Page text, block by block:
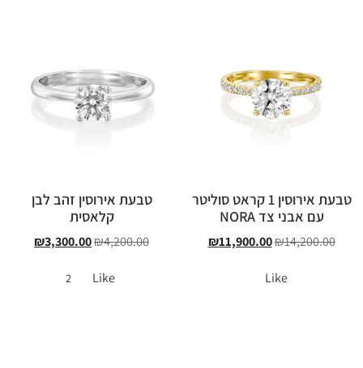
טבעת אירוסין 1 קראט סוליטר
עם אבני צד NORA
₪14,200.00
₪11,900.00
Like
טבעת אירוסין זהב לבן
קלאסית
₪4,200.00
₪3,300.00
Like
2